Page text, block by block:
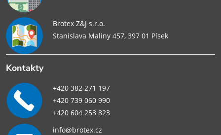
Brotex Z&J s.r.o.
Stanislava Maliny 457, 397 01 Písek
Kontakty
+420 382 271 197
+420 739 060 990
+420 604 253 823
info@brotex.cz